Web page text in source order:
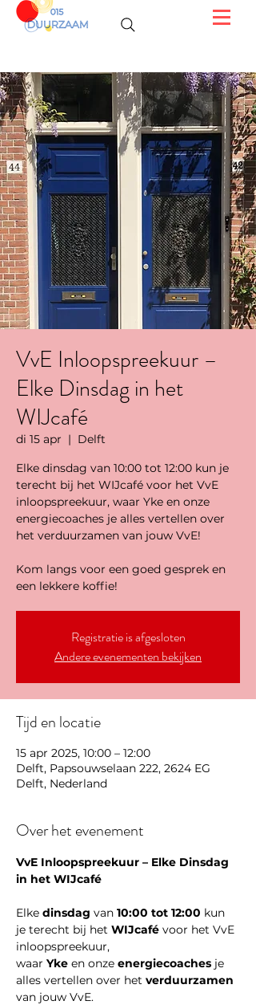
VvE Inloopspreekuur –
Elke Dinsdag in het
WIJcafé
di 15 apr
  |
Delft
Elke dinsdag van 10:00 tot 12:00 kun je
terecht bij het WIJcafé voor het VvE
inloopspreekuur, waar Yke en onze
energiecoaches je alles vertellen over
het verduurzamen van jouw VvE!
Kom langs voor een goed gesprek en
een lekkere koffie!
Registratie is afgesloten
Andere evenementen bekijken
Tijd en locatie
15 apr 2025, 10:00 – 12:00
Delft, Papsouwselaan 222, 2624 EG
Delft, Nederland
Over het evenement
VvE Inloopspreekuur – Elke Dinsdag
in het WIJcafé
Elke dinsdag van 10:00 tot 12:00 kun
je terecht bij het WIJcafé voor het VvE
inloopspreekuur,
waar Yke en onze energiecoaches je
alles vertellen over het verduurzamen
van jouw VvE.